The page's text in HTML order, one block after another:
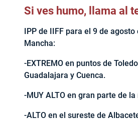
Si ves humo, llama al
IPP de IIFF para el 9 de
Mancha:
-EXTREMO en puntos de
Guadalajara y Cuenca.
-MUY ALTO en gran parte de
-ALTO en el sureste de